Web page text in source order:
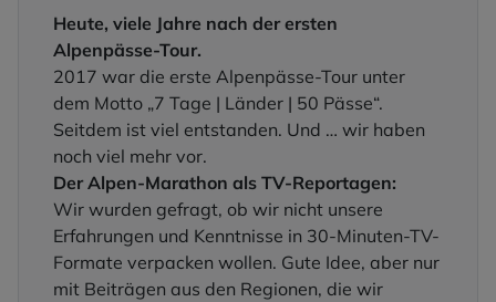
Heute, viele Jahre nach der ersten
Alpenpässe-Tour.
2017 war die erste Alpenpässe-Tour unter
dem Motto „7 Tage | Länder | 50 Pässe“.
Seitdem ist viel entstanden. Und … wir haben
noch viel mehr vor.
Der Alpen-Marathon als TV-Reportagen:
Wir wurden gefragt, ob wir nicht unsere
Erfahrungen und Kenntnisse in 30-Minuten-TV-
Formate verpacken wollen. Gute Idee, aber nur
mit Beiträgen aus den Regionen, die wir